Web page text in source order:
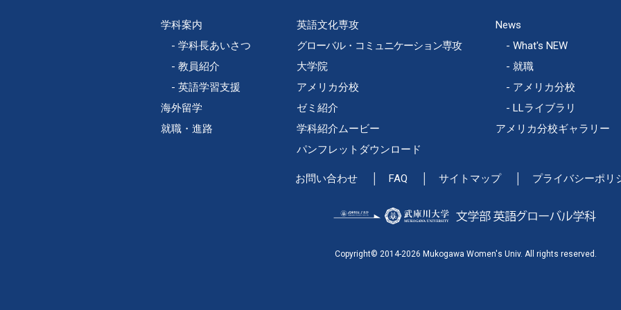
学科案内
学科長あいさつ
教員紹介
英語学習支援
海外留学
就職・進路
英語文化専攻
グローバル・コミュニケーション専攻
大学院
アメリカ分校
ゼミ紹介
学科紹介ムービー
パンフレットダウンロード
News
What's NEW
就職
アメリカ分校
LLライブラリ
アメリカ分校ギャラリー
お問い合わせ FAQ サイトマップ プライバシーポリ
Copyright© 2014-2026 Mukogawa Women's Univ. All rights reserved.